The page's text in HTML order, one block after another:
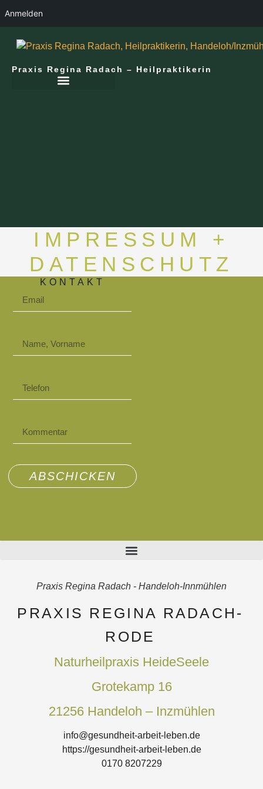
Anmelden
Praxis Regina Radach – Heilpraktikerin
IMPRESSUM +
DATENSCHUTZ
KONTAKT
ABSCHICKEN
Praxis Regina Radach - Handeloh-Innmühlen
PRAXIS REGINA RADACH-
RODE
Naturheilpraxis HeideSeele
Grotekamp 16
21256 Handeloh – Inzmühlen
info@gesundheit-arbeit-leben.de
https://gesundheit-arbeit-leben.de
0170 8207229